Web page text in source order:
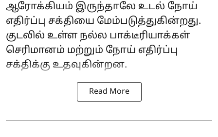
ஆரோக்கியம் இருந்தாலே உடல் நோய்
எதிர்ப்பு சக்தியை மேம்படுத்துகின்றது.
குடலில் உள்ள நல்ல பாக்டீரியாக்கள்
செரிமானம் மற்றும் நோய் எதிர்ப்பு
சக்திக்கு உதவுகின்றன.
Read More